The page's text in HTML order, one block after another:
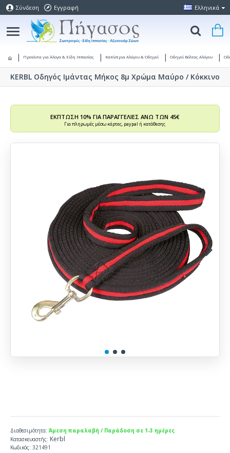
Σύνδεση Εγγραφή Ελληνικά
Προϊόντα για Άλογα & Είδη Ιππασίας Καπίστρια Αλόγου & Οδηγοί Οδηγοί Βόλτας Αλόγου
KERBL Οδηγός Ιμάντας Μήκος 8μ Χρώμα Μαύρο / Κόκκινο
ΕΚΠΤΩΣΗ 10% ΓΙΑ ΠΑΡΑΓΓΕΛΙΕΣ ΑΝΩ ΤΩΝ 45€
Για πληρωμές μέσω κάρτας, paypal ή κατάθεσης
Διαθεσιμότητα: Άμεση παραλαβή / Παράδοση σε 1-3 ημέρες
Κατασκευαστής: Kerbl
Κωδικός: 321491